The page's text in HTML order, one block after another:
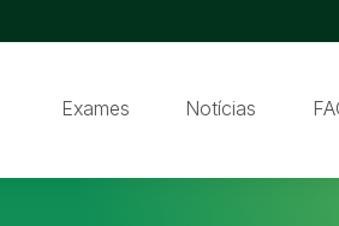
Exames Notícias